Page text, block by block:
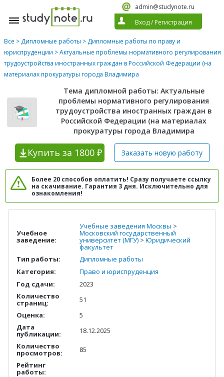
admin@studynote.ru
Вход/ Регистрация
Все > Дипломные работы > Дипломные работы по праву и
юриспруденции > Актуальные проблемы нормативного регулирования
трудоустройства иностранных граждан в Российской Федерации (на
материалах прокуратуры города Владимира
Тема дипломной работы: Актуальные
проблемы нормативного регулирования
трудоустройства иностранных граждан в
Российской Федерации (на материалах
прокуратуры города Владимира
Купить за 1800 ₽ Заказать новую работу
Более 20 способов оплатить! Сразу получаете ссылку
на скачивание. Гарантия 3 дня. Исключительно для
ознакомления!
Учебное
заведение:
Учебные заведения Москвы >
Московский государственный
университет (МГУ) > Юридический
факультет
Тип работы:
Дипломные работы
Категория:
Право и юриспруденция
Год сдачи:
2023
Количество
страниц:
51
Оценка:
5
Дата
публикации:
18.12.2025
Количество
просмотров:
85
Рейтинг
работы: